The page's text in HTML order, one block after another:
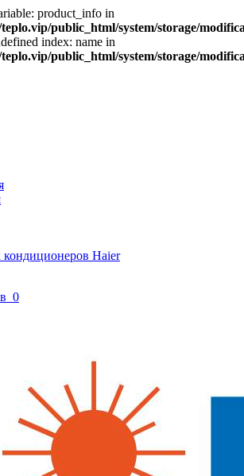
product_info in
teplo.vip/public_html/system/storage/
index: name in
teplo.vip/public_html/system/storage/
Haier
0